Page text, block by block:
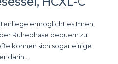
ermöglicht es Ihnen,
Ruhephase bequem zu
können sich sogar einige
darin ...